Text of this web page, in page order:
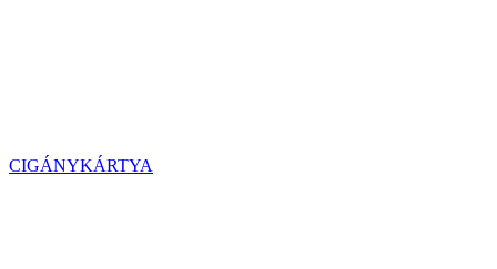
CIGÁNYKÁRTYA